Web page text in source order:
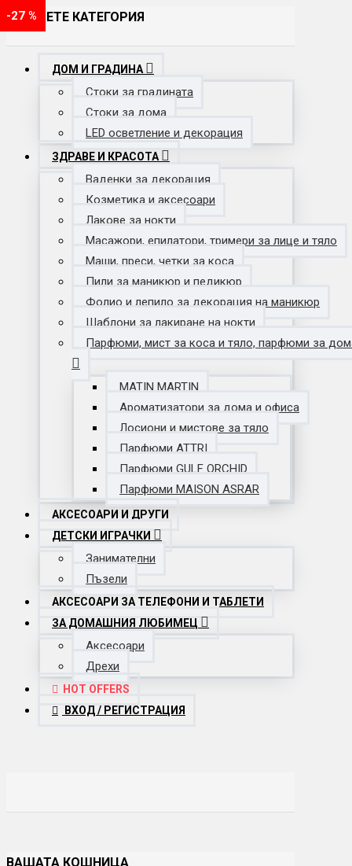
ИЗБЕРЕТЕ КАТЕГОРИЯ
ДОМ И ГРАДИНА
Стоки за градината
Стоки за дома
LED осветление и декорация
ЗДРАВЕ И КРАСОТА
Ваденки за декорация
Козметика и аксесоари
Лакове за нокти
Масажори, епилатори, тримери за лице и тяло
Маши, преси, четки за коса
Пили за маникюр и педикюр
Фолио и лепило за декорация на маникюр
Шаблони за лакиране на нокти
Парфюми, мист за коса и тяло, парфюми за
MATIN MARTIN
Ароматизатори за дома и офиса
Лосиони и мистове за тяло
Парфюми ATTRI
Парфюми GULF ORCHID
Парфюми MAISON ASRAR
АКСЕСОАРИ И ДРУГИ
ДЕТСКИ ИГРАЧКИ
Занимателни
Пъзели
АКСЕСОАРИ ЗА ТЕЛЕФОНИ И ТАБЛЕТИ
ЗА ДОМАШНИЯ ЛЮБИМЕЦ
Аксесоари
Дрехи
HOT OFFERS
ВХОД / РЕГИСТРАЦИЯ
ВАШАТА КОШНИЦА
-28 %
-29 %
-20 %
-19 %
-18 %
-24 %
-19 %
-33 %
-29 %
-33 %
-43 %
-35 %
-40 %
-39 %
-20 %
-50 %
-40 %
-18 %
-20 %
-70 %
-52 %
-63 %
-42 %
-16 %
-36 %
-23 %
-54 %
-33 %
-29 %
-26 %
-37 %
-23 %
-63 %
-25 %
-62 %
-20 %
-38 %
-27 %
-20 %
-25 %
-17 %
-28 %
-20 %
-27 %